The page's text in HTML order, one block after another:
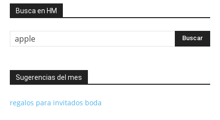
Busca en HM
Sugerencias del mes
regalos para invitados boda